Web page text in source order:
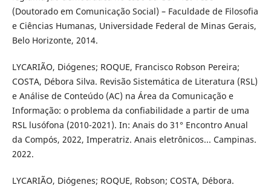
(Doutorado em Comunicação Social) – Faculdade de Filosofia
e Ciências Humanas, Universidade Federal de Minas Gerais,
Belo Horizonte, 2014.
LYCARIÃO, Diógenes; ROQUE, Francisco Robson Pereira;
COSTA, Débora Silva. Revisão Sistemática de Literatura (RSL)
e Análise de Conteúdo (AC) na Área da Comunicação e
Informação: o problema da confiabilidade a partir de uma
RSL lusófona (2010-2021). In: Anais do 31° Encontro Anual
da Compós, 2022, Imperatriz. Anais eletrônicos... Campinas.
2022.
LYCARIÃO, Diógenes; ROQUE, Robson; COSTA, Débora.